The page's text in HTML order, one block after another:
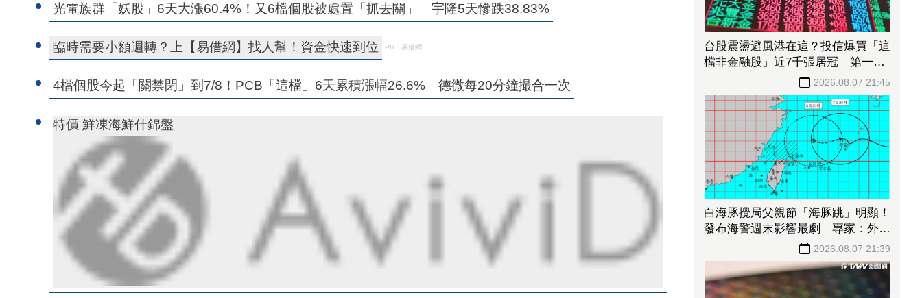
光電族群「妖股」6天大漲60.4%！又6檔個股被處置「抓去關」 宇隆5天慘跌38.83%
臨時需要小額週轉？上【易借網】找人幫！資金快速到位 PR・易借網
4檔個股今起「關禁閉」到7/8！PCB「這檔」6天累積漲幅26.6% 德微每20分鐘撮合一次
特價 鮮凍海鮮什錦盤
台股震盪避風港在這？投信爆買「這
檔非金融股」近7千張居冠 第一金
2026.08.07 21:45
白海豚攪局父親節「海豚跳」明顯！
發布海警週末影響最劇 專家：外圍
2026.08.07 21:39